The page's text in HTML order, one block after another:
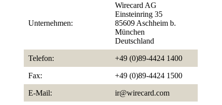
Unternehmen:
Wirecard AG
Einsteinring 35
85609 Aschheim b.
München
Deutschland
Telefon: +49 (0)89-4424 1400
Fax: +49 (0)89-4424 1500
E-Mail: ir@wirecard.com